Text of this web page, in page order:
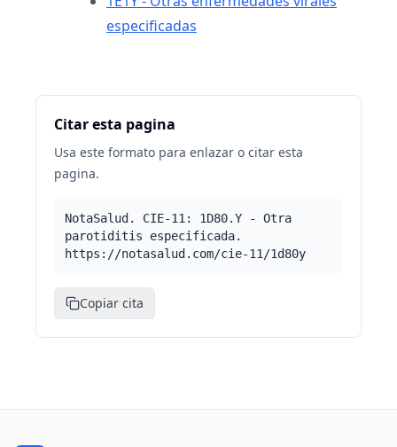
especificadas
Citar esta pagina
Usa este formato para enlazar o citar esta
pagina.
NotaSalud. CIE-11: 1D80.Y - Otra
parotiditis especificada.
https://notasalud.com/cie-11/1d80y
Copiar cita